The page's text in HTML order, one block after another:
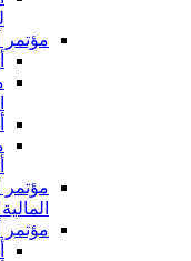
مؤتمر
مؤتمر